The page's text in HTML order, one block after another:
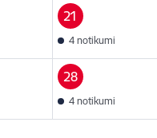
21
4 notikumi
28
4 notikumi